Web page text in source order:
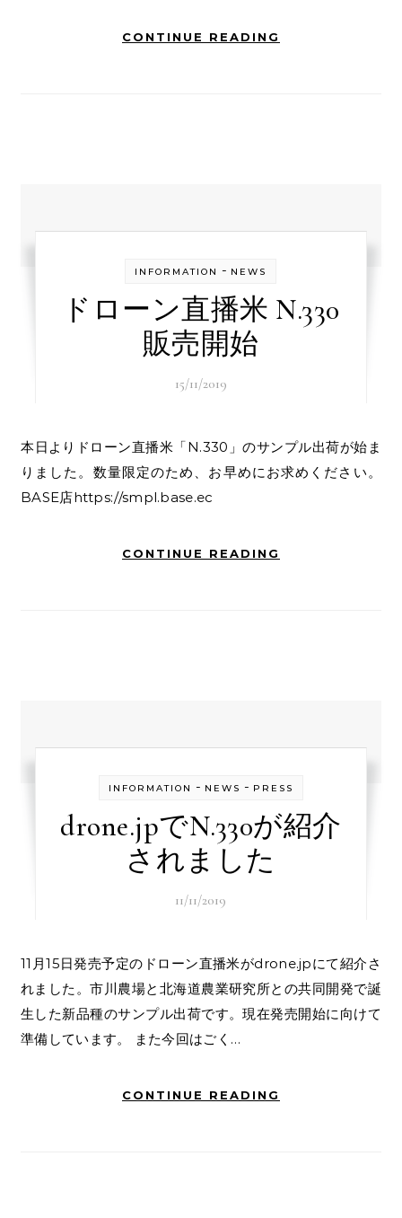
CONTINUE READING
INFORMATION - NEWS
ドローン直播米 N.330
販売開始
15/11/2019
本日よりドローン直播米「N.330」のサンプル出荷が始ま
りました。数量限定のため、お早めにお求めください。
BASE店https://smpl.base.ec
CONTINUE READING
INFORMATION - NEWS - PRESS
drone.jpでN.330が紹介
されました
11/11/2019
11月15日発売予定のドローン直播米がdrone.jpにて紹介さ
れました。市川農場と北海道農業研究所との共同開発で誕
生した新品種のサンプル出荷です。現在発売開始に向けて
準備しています。 また今回はごく…
CONTINUE READING